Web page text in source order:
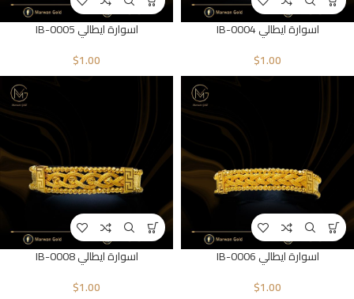
اسوارة ايطالي IB-0004
$1.00
اسوارة ايطالي IB-0005
$1.00
اسوارة ايطالي IB-0006
$1.00
اسوارة ايطالي IB-0008
$1.00